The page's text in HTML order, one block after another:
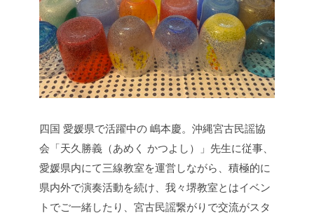
四国 愛媛県で活躍中の 嶋本慶。沖縄宮古民謡協
会「天久勝義（あめく かつよし）」先生に従事、
愛媛県内にて三線教室を運営しながら、積極的に
県内外で演奏活動を続け、我々堺教室とはイベン
トでご一緒したり、宮古民謡繋がりで交流がスタ